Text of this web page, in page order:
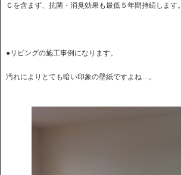
Ｃを含まず、抗菌・消臭効果も最低５年間持続します。
●リビングの施工事例になります。
汚れによりとても暗い印象の壁紙ですよね…。